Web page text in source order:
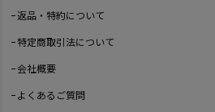
返品・特約について
特定商取引法について
会社概要
よくあるご質問